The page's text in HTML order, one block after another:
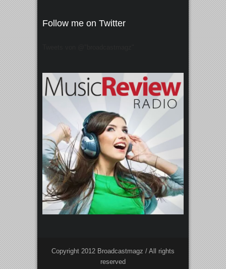
Follow me on Twitter
Copyright 2012 Broadcastmagz / All rights
reserved